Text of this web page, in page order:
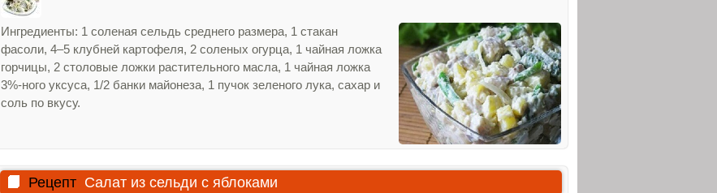
Ингредиенты: 1 соленая сельдь среднего размера, 1 стакан
фасоли, 4–5 клубней картофеля, 2 соленых огурца, 1 чайная ложка
горчицы, 2 столовые ложки растительного масла, 1 чайная ложка
3%‑ного уксуса, 1/2 банки майонеза, 1 пучок зеленого лука, сахар и
соль по вкусу.
Рецепт Салат из сельди с яблоками